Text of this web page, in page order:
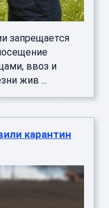
запрещается
ввоз и
жив ...
карантин